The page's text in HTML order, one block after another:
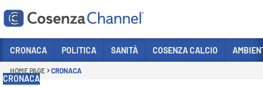
Sezioni
CRONACA POLITICA SANITÀ COSENZA CALCIO
HOME PAGE CRONACA
CRONACA